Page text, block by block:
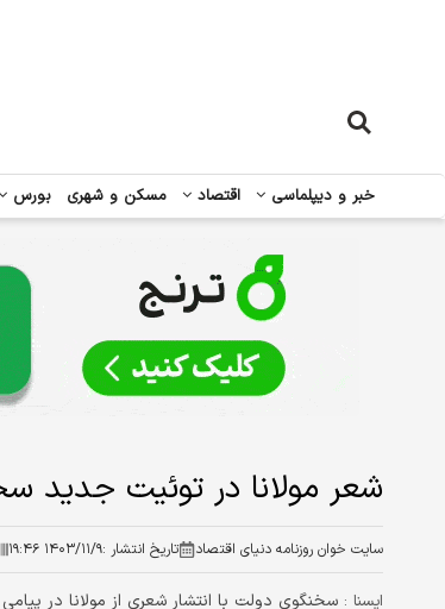
خبر و دیپلماسی اقتصاد مسکن و شهری بورس
شعر مولانا در توئیت جدید
سایت خوان روزنامه دنیای اقتصاد تاریخ انتشار :۱۴۰۳/۱۱/۹ ۱۹:۴۶
ایسنا : سخنگوی دولت با انتشار شعری از مولانا در